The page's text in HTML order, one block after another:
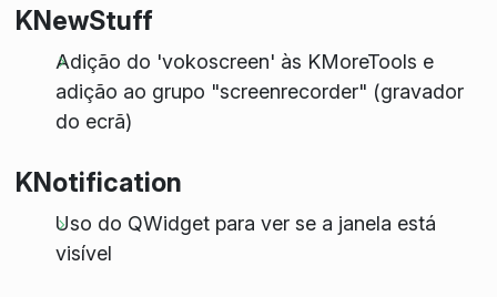
KNewStuff
Adição do 'vokoscreen' às KMoreTools e
adição ao grupo "screenrecorder" (gravador
do ecrã)
KNotification
Uso do QWidget para ver se a janela está
visível